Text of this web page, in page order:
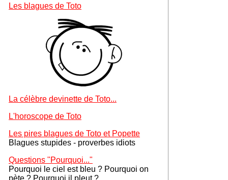
Les blagues de Toto
La célèbre devinette de Toto...
L'horoscope de Toto
Les pires blagues de Toto et Popette
Blagues stupides - proverbes idiots
Questions "Pourquoi..."
Pourquoi le ciel est bleu ? Pourquoi on